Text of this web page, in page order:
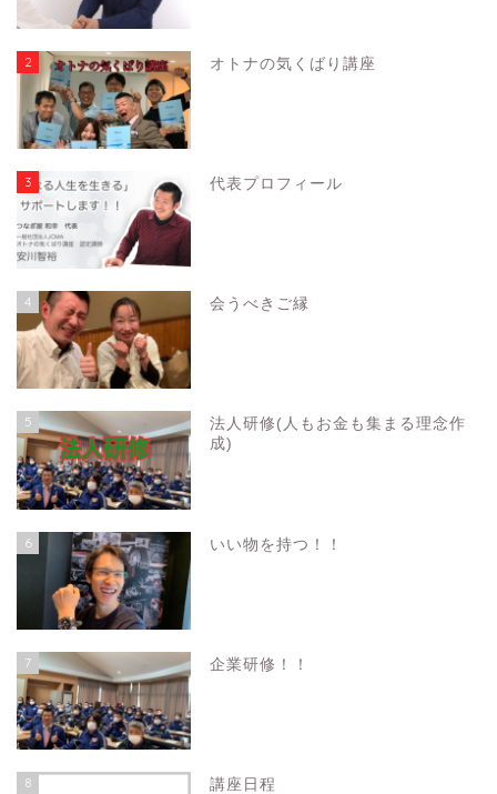
2 オトナの気くばり講座
3 代表プロフィール
4 会うべきご縁
5
法人研修(人もお金も集まる理念作
成)
6 いい物を持つ！！
7 企業研修！！
8 講座日程